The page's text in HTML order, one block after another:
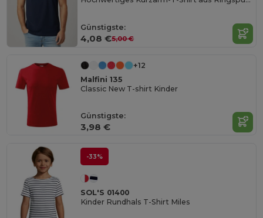
Günstigste:
4,08 €5,00 €
+12
Malfini 135
Classic New T-shirt Kinder
Günstigste:
3,98 €
-33%
SOL'S 01400
Kinder Rundhals T-Shirt Miles